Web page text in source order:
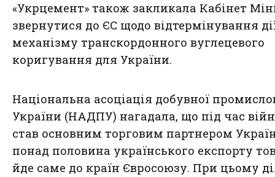
«Укрцемент» також закликала Кабінет
звернутися до ЄС щодо відтермінування
механізму транскордонного вуглецевого
коригування для України.
Національна асоціація добувної
України (НАДПУ) нагадала, що під час
став основним торговим партнером
понад половина українського експорту
йде саме до країн Євросоюзу. При цьому